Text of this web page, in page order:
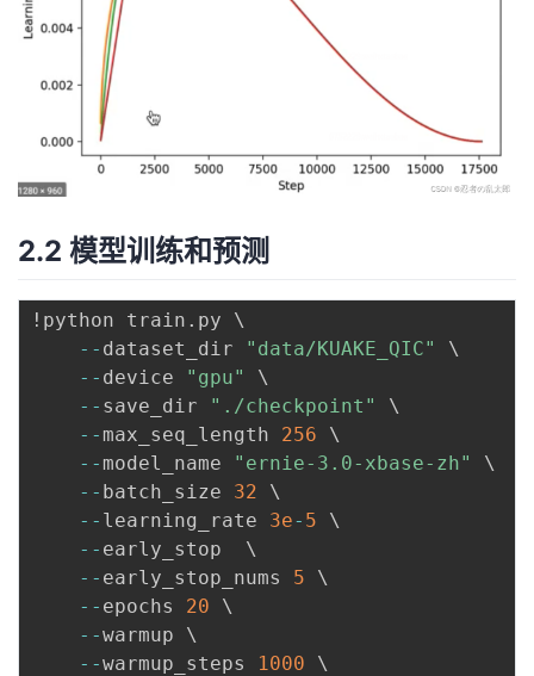
2.2 模型训练和预测
!python train . py \
- - dataset_dir "data/KUAKE_QIC"
\
- - device "gpu"
\
- - save_dir "./checkpoint"
\
- - max_seq_length 256 \
- - model_name "ernie-3.0-xbase-zh"
\
- - batch_size 32 \
- - learning_rate 3e- 5 \
- - early_stop  \
- - early_stop_nums 5 \
- - epochs 20 \
- -warmup \
- -warmup_steps 1000 \